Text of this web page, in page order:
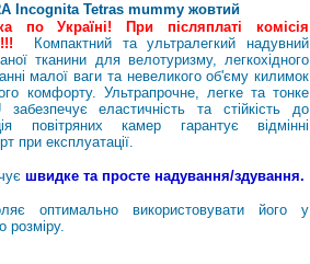
Incognita Tetras mummy жовтий
по Україні! При післяплаті комісія
Компактний та ультралегкий надувний
тканини для велотуризму, легкохідного
малої ваги та невеликого об'єму килимок
комфорту. Ультрапрочне, легке та тонке
еластичність та стійкість до
повітряних камер гарантує відмінні
при експлуатації.
швидке та просте надування/здування.
оптимально використовувати його у
розміру.